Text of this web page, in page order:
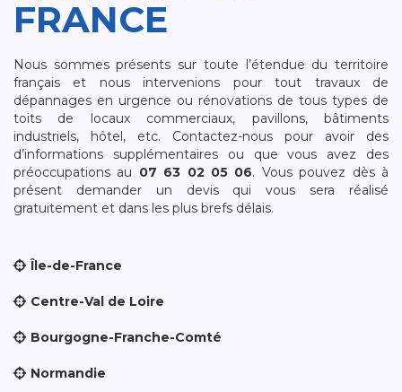
FRANCE
Nous sommes présents sur toute l’étendue du territoire
français et nous intervenions pour tout travaux de
dépannages en urgence ou rénovations de tous types de
toits de locaux commerciaux, pavillons, bâtiments
industriels, hôtel, etc. Contactez-nous pour avoir des
d’informations supplémentaires ou que vous avez des
préoccupations au 07 63 02 05 06. Vous pouvez dès à
présent demander un devis qui vous sera réalisé
gratuitement et dans les plus brefs délais.
Île-de-France
Centre-Val de Loire
Bourgogne-Franche-Comté
Normandie